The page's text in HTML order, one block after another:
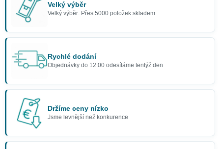
Velký výběr
Velký výběr: Přes 5000 položek skladem
Rychlé dodání
Objednávky do 12:00 odesíláme tentýž den
Držíme ceny nízko
Jsme levnější než konkurence